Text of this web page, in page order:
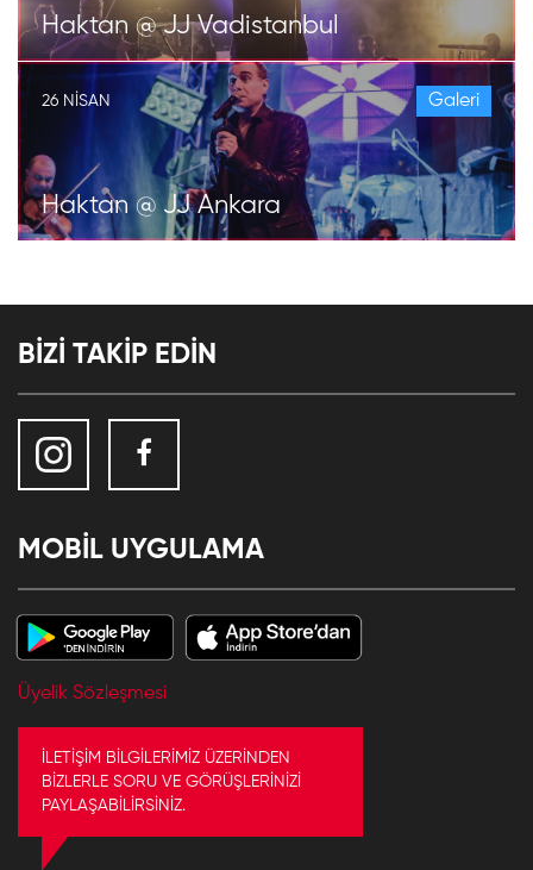
Haktan @ JJ Vadistanbul
26 NISAN Galeri
Haktan @ JJ Ankara
BİZİ TAKİP EDİN
MOBİL UYGULAMA
Üyelik Sözleşmesi
İLETİŞİM BİLGİLERİMİZ ÜZERİNDEN
BİZLERLE SORU VE GÖRÜŞLERİNİZİ
PAYLAŞABİLİRSİNİZ.